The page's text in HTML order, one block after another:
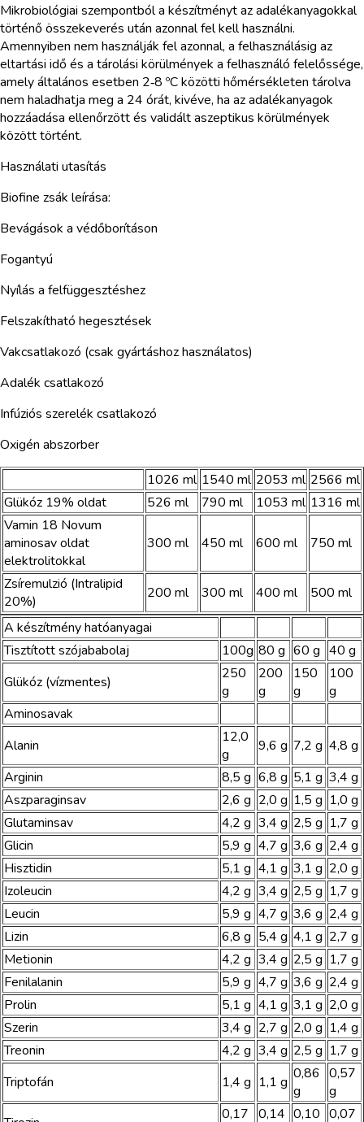
Mikrobiológiai szempontból a készítményt az adalékanyagokkal
történő összekeverés után azonnal fel kell használni.
Amennyiben nem használják fel azonnal, a felhasználásig az
eltartási idő és a tárolási körülmények a felhasználó felelőssége,
amely általános esetben 2‑8 ºC közötti hőmérsékleten tárolva
nem haladhatja meg a 24 órát, kivéve, ha az adalékanyagok
hozzáadása ellenőrzött és validált aszeptikus körülmények
között történt.
Használati utasítás
Biofine zsák leírása:
Bevágások a védőborításon
Fogantyú
Nyílás a felfüggesztéshez
Felszakítható hegesztések
Vakcsatlakozó (csak gyártáshoz használatos)
Adalék csatlakozó
Infúziós szerelék csatlakozó
Oxigén abszorber
1026 ml 1540 ml 2053 ml 2566 ml
Glükóz 19% oldat
526 ml 790 ml 1053 ml 1316 ml
Vamin 18 Novum
aminosav oldat
elektrolitokkal
300 ml 450 ml 600 ml 750 ml
Zsíremulzió (Intralipid
20%)
200 ml 300 ml 400 ml
500 ml
A készítmény hatóanyagai
Tisztított szójababolaj
100g 80 g 60 g 40 g
Glükóz (vízmentes)
250
g
200
g
150
g
100
g
Aminosavak
Alanin
12,0
g
9,6 g 7,2 g 4,8 g
Arginin
8,5 g 6,8 g 5,1 g 3,4 g
Aszparaginsav
2,6 g 2,0 g 1,5 g 1,0 g
Glutaminsav
4,2 g 3,4 g 2,5 g 1,7 g
Glicin
5,9 g 4,7 g 3,6 g 2,4 g
Hisztidin
5,1 g 4,1 g 3,1 g 2,0 g
Izoleucin
4,2 g 3,4 g 2,5 g 1,7 g
Leucin
5,9 g 4,7 g 3,6 g 2,4 g
Lizin
6,8 g 5,4 g 4,1 g 2,7 g
Metionin
4,2 g 3,4 g 2,5 g 1,7 g
Fenilalanin
5,9 g 4,7 g 3,6 g 2,4 g
Prolin
5,1 g 4,1 g 3,1 g 2,0 g
Szerin
3,4 g 2,7 g 2,0 g 1,4 g
Treonin
4,2 g 3,4 g 2,5 g 1,7 g
Triptofán
1,4 g 1,1 g 0,86
g
0,57
g
0,17 0,14 0,10 0,07